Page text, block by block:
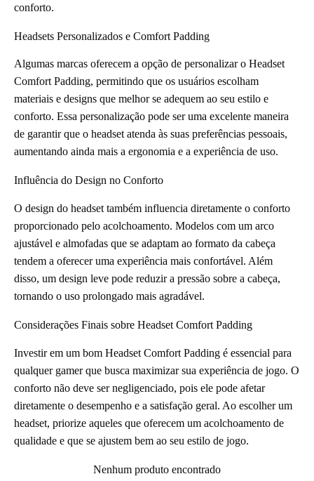
conforto.
Headsets Personalizados e Comfort Padding
Algumas marcas oferecem a opção de personalizar o Headset
Comfort Padding, permitindo que os usuários escolham
materiais e designs que melhor se adequem ao seu estilo e
conforto. Essa personalização pode ser uma excelente maneira
de garantir que o headset atenda às suas preferências pessoais,
aumentando ainda mais a ergonomia e a experiência de uso.
Influência do Design no Conforto
O design do headset também influencia diretamente o conforto
proporcionado pelo acolchoamento. Modelos com um arco
ajustável e almofadas que se adaptam ao formato da cabeça
tendem a oferecer uma experiência mais confortável. Além
disso, um design leve pode reduzir a pressão sobre a cabeça,
tornando o uso prolongado mais agradável.
Considerações Finais sobre Headset Comfort Padding
Investir em um bom Headset Comfort Padding é essencial para
qualquer gamer que busca maximizar sua experiência de jogo. O
conforto não deve ser negligenciado, pois ele pode afetar
diretamente o desempenho e a satisfação geral. Ao escolher um
headset, priorize aqueles que oferecem um acolchoamento de
qualidade e que se ajustem bem ao seu estilo de jogo.
Nenhum produto encontrado